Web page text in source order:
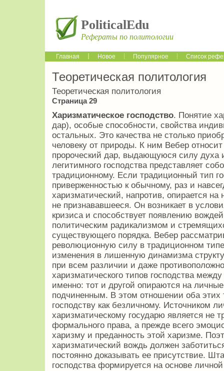
PoliticalEdu
Рефераты по политологии
Главная Новое Популярное Список
Теоретическая политология
Теоретическая политология
Страница 29
Харизматическое господство. Понятие
дар), особые способности, свойства
остальных. Это качества не столько
человеку от природы. К ним Вебер
пророческий дар, выдающуюся силу духа
легитимного господства представляет
традиционному. Если традиционный тип
приверженностью к обычному, раз и
харизматический, напротив, опирается на
не признававшееся. Он возникает в
кризиса и способствует появлению
политическим радикализмом и
существующего порядка. Вебер
революционную силу в традиционном
изменения в лишенную динамизма
при всем различии и даже
харизматического типов господства
именно: тот и другой опираются на
подчиненным. В этом отношении оба этих
господству как безличному. Источником
харизматическому государю является не
формального права, а прежде всего
харизму и преданность этой харизме.
харизматический вождь должен
постоянно доказывать ее присутствие.
господства формируется на основе